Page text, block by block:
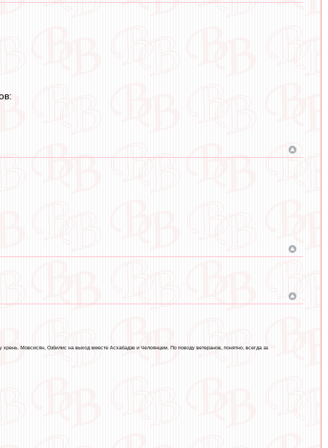
Мовсисян, Озбилис на выход вместе Асхабадзе и Челоянцем. По поводу ветеранов, понятно, всегда за